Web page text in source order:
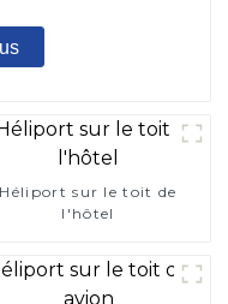
Héliport sur le toit de
l'hôtel